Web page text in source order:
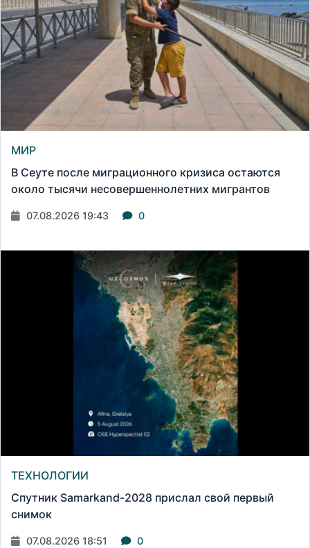
МИР
В Сеуте после миграционного кризиса остаются
около тысячи несовершеннолетних мигрантов
07.08.2026 19:43 0
ТЕХНОЛОГИИ
Спутник Samarkand-2028 прислал свой первый
снимок
07.08.2026 18:51 0